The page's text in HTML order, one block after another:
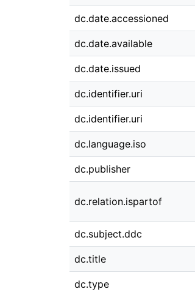
dc.date.accessioned
dc.date.available
dc.date.issued
dc.identifier.uri
dc.identifier.uri
dc.language.iso
dc.publisher
dc.relation.ispartof
dc.subject.ddc
dc.title
dc.type